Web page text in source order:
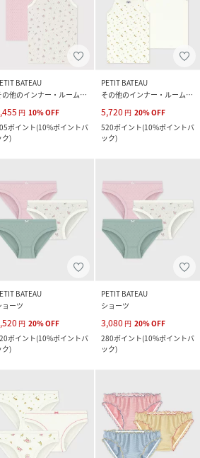
BATEAU
その他のインナー・ルームウェア
円 10%OFF
ポイント(10%ポイントバ
ク)
PETIT BATEAU
その他のインナー・ルームウェア
5,720 円 20%OFF
520ポイント(10%ポイントバ
ック)
BATEAU
ョーツ
円 20%OFF
ポイント(10%ポイントバ
ク)
PETIT BATEAU
ショーツ
3,080 円 20%OFF
280ポイント(10%ポイントバ
ック)